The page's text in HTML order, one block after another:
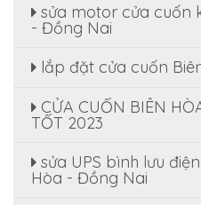
sửa motor cửa cuốn
- Đồng Nai
lắp đặt cửa cuốn
CỬA CUỐN BIÊN
TỐT 2023
sửa UPS bình lưu
Hòa - Đồng Nai